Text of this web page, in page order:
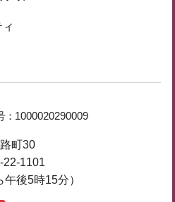
： 1000020290009
町30
22-1101
後5時15分）